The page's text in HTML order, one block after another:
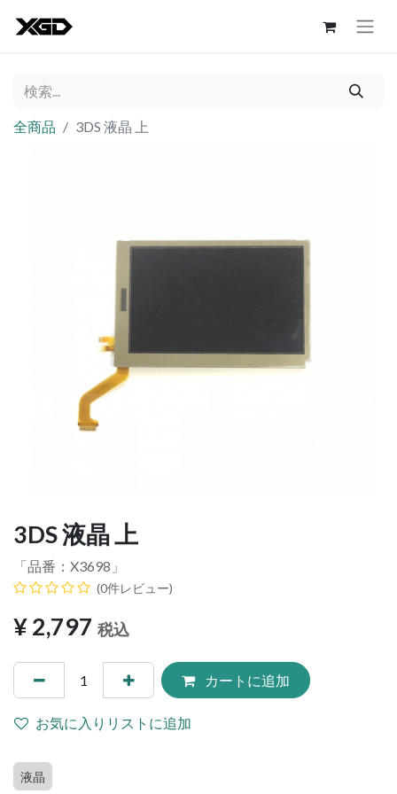
全商品 3DS 液晶 上
3DS 液晶 上
「品番： X3698 」
(0件レビュー)
¥2,797 税込
カートに追加
お気に入りリストに追加
液晶